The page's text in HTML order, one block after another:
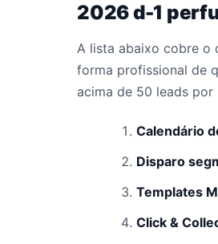
2026 d-1
A lista abaixo cobre o
forma profissional de
acima de 50 leads por
Calendário
Disparo
Templates
Click &